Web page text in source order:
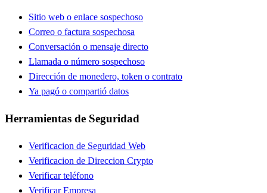
Sitio web o enlace sospechoso
Correo o factura sospechosa
Conversación o mensaje directo
Llamada o número sospechoso
Dirección de monedero, token o contrato
Ya pagó o compartió datos
Herramientas de Seguridad
Verificacion de Seguridad Web
Verificacion de Direccion Crypto
Verificar teléfono
Verificar Empresa